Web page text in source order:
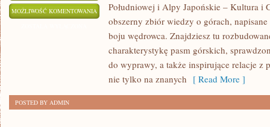
MOŻLIWOŚĆ KOMENTOWANIA KARPACKILAS
Południowej i Alpy Japońskie – Kultura i
obszerny zbiór wiedzy o górach,
boju wędrowca. Znajdziesz tu
charakterystykę pasm górskich,
do wyprawy, a także inspirujące relacje z
nie tylko na znanych [ Read More ]
POSTED BY ADMIN